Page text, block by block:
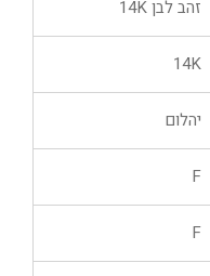
זהב לבן 14K
14K
יהלום
F
F